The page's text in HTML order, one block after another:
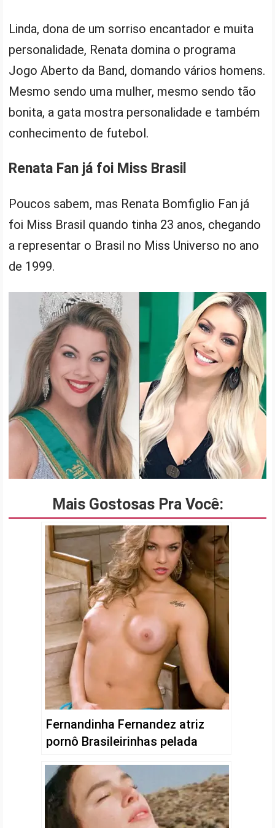
Linda, dona de um sorriso encantador e muita
personalidade, Renata domina o programa
Jogo Aberto da Band, domando vários homens.
Mesmo sendo uma mulher, mesmo sendo tão
bonita, a gata mostra personalidade e também
conhecimento de futebol.
Renata Fan já foi Miss Brasil
Poucos sabem, mas Renata Bomfiglio Fan já
foi Miss Brasil quando tinha 23 anos, chegando
a representar o Brasil no Miss Universo no ano
de 1999.
Mais Gostosas Pra Você:
Fernandinha Fernandez atriz
pornô Brasileirinhas pelada